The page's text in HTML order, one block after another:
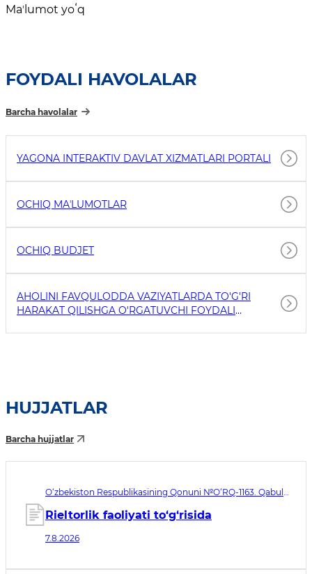
Maʼlumot yoʻq
FOYDALI HAVOLALAR
Barcha havolalar
YAGONA INTERAKTIV DAVLAT XIZMATLARI PORTALI
OCHIQ MAʼLUMOTLAR
OCHIQ BUDJET
AHOLINI FAVQULODDA VAZIYATLARDA TO'G'RI
HARAKAT QILISHGA O'RGATUVCHI FOYDALI
HUJJATLAR
Barcha hujjatlar
O‘zbekiston Respublikasining Qonuni №O‘RQ-1163. Qabul
Rieltorlik faoliyati to‘g‘risida
7.8.2026